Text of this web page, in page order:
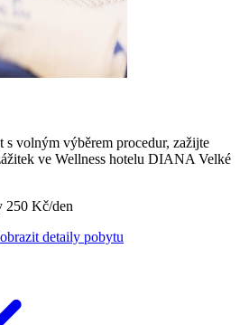
s volným výběrem procedur, zažijte
ve Wellness hotelu DIANA Velké
250 Kč/den
detaily pobytu